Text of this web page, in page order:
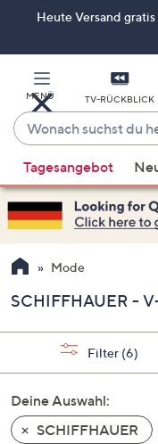
ZumHeute Versand
MENÜ TV-RÜCKBLICK
Wonach
suchst
du
heute?
Vorschläge
verfügbar
sind,
verwenden
Sie
Pfeiltasten
nach
und
nach
unten
oder
Tagesangebot
Mode
SCHIFFHAUER -
Filter (6)
Deine Auswahl:
SCHIFFHAUER